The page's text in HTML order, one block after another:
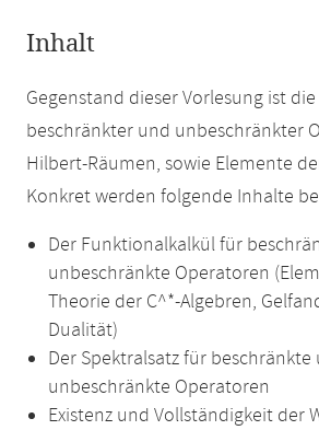
Inhalt
Gegenstand dieser Vorlesung ist
beschränkter und unbeschränkter
Hilbert-Räumen, sowie Elemente
Konkret werden folgende Inhalte
Der Funktionalkalkül für
unbeschränkte Operatoren
Theorie der C^*-Algebren,
Dualität)
Der Spektralsatz für beschränkte
unbeschränkte Operatoren
Existenz und Vollständigkeit der